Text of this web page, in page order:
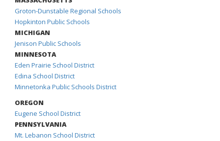
Groton-Dunstable Regional Schools
Hopkinton Public Schools
MICHIGAN
Jenison Public Schools
MINNESOTA
Eden Prairie School District
Edina School District
Minnetonka Public Schools District
OREGON
Eugene School District
PENNSYLVANIA
Mt. Lebanon School District